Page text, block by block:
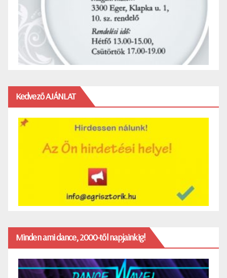
Kedvező AJÁNLAT
Minden ami dance, 2000-től napjainkig!